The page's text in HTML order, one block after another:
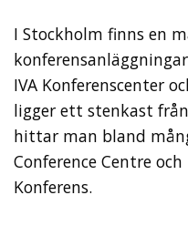
I Stockholm finns en
IVA Konferenscenter
ligger ett stenkast
hittar man bland
Conference Centre
Konferens.